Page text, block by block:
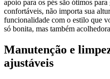
apoio para os pés são ótimos
confortáveis, não importa sua
funcionalidade com o estilo que
só bonita, mas também
Manutenção e
ajustáveis